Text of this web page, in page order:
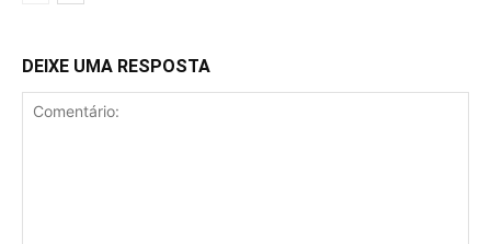
DEIXE UMA RESPOSTA